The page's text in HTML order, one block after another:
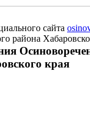
сайта
района
края